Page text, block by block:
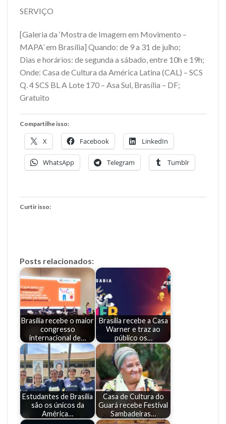
SERVIÇO
[Galeria da ‘Mostra de Imagem em Movimento –
MAPA’ em Brasília] Quando: de 9 a 31 de julho;
Dias e horários: de segunda a sábado, entre 10h e 19h;
Onde: Casa de Cultura da América Latina (CAL) – SCS
Q. 4 SCS BL A Lote 170 – Asa Sul, Brasília – DF;
Gratuito
Compartilhe isso:
X Facebook LinkedIn
WhatsApp Telegram Tumblr
Curtir isso:
Posts relacionados:
Brasília recebe o maior
congresso
internacional de…
Brasília recebe a Casa
Warner e traz ao
público os…
Estudantes de Brasília
são os únicos da
América…
Casa de Cultura do
Guará recebe Festival
Sambadeiras…